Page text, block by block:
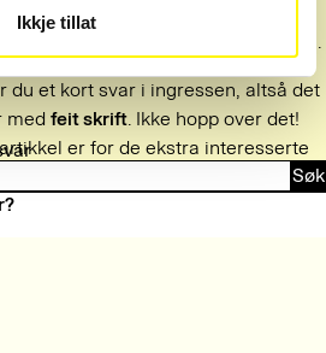
Ikkje tillat
Søk
Artiklene justeres når det
i svarbasen kan regnes som gyldig.
du et kort svar i ingressen, altså det
med feit skrift. Ikke hopp over det!
er for de ekstra interesserte